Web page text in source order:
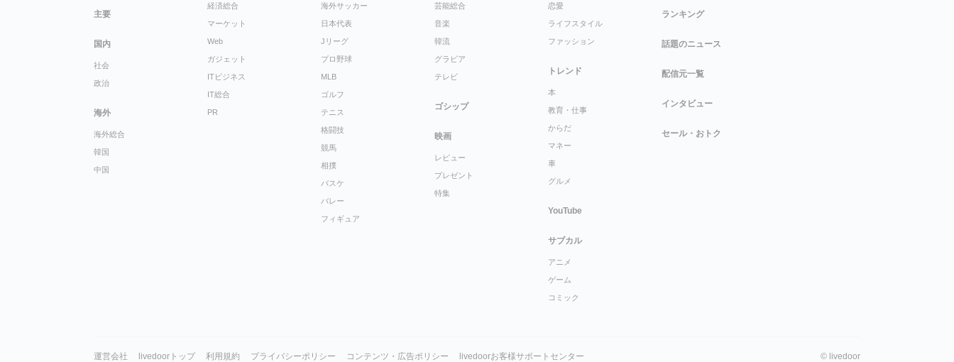
主要
国内
社会
政治
海外
海外総合
韓国
中国
経済総合
マーケット
Web
ガジェット
ITビジネス
IT総合
PR
海外サッカー
日本代表
Jリーグ
プロ野球
MLB
ゴルフ
テニス
格闘技
競馬
相撲
バスケ
バレー
フィギュア
芸能総合
音楽
韓流
グラビア
テレビ
ゴシップ
映画
レビュー
プレゼント
特集
恋愛
ライフスタイル
ファッション
トレンド
本
教育・仕事
からだ
マネー
車
グルメ
YouTube
サブカル
アニメ
ゲーム
コミック
ランキング
話題のニュース
配信元一覧
インタビュー
セール・おトク
運営会社 livedoorトップ 利用規約 プライバシーポリシー コンテンツ・広告ポリシー livedoorお客様サポートセンター © livedoor